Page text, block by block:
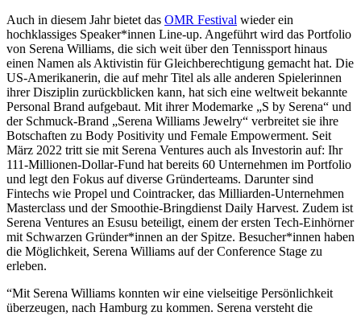
Auch in diesem Jahr bietet das OMR Festival wieder ein
hochklassiges Speaker*innen Line-up. Angeführt wird das Portfolio
von Serena Williams, die sich weit über den Tennissport hinaus
einen Namen als Aktivistin für Gleichberechtigung gemacht hat. Die
US-Amerikanerin, die auf mehr Titel als alle anderen Spielerinnen
ihrer Disziplin zurückblicken kann, hat sich eine weltweit bekannte
Personal Brand aufgebaut. Mit ihrer Modemarke „S by Serena“ und
der Schmuck-Brand „Serena Williams Jewelry“ verbreitet sie ihre
Botschaften zu Body Positivity und Female Empowerment. Seit
März 2022 tritt sie mit Serena Ventures auch als Investorin auf: Ihr
111-Millionen-Dollar-Fund hat bereits 60 Unternehmen im Portfolio
und legt den Fokus auf diverse Gründerteams. Darunter sind
Fintechs wie Propel und Cointracker, das Milliarden-Unternehmen
Masterclass und der Smoothie-Bringdienst Daily Harvest. Zudem ist
Serena Ventures an Esusu beteiligt, einem der ersten Tech-Einhörner
mit Schwarzen Gründer*innen an der Spitze. Besucher*innen haben
die Möglichkeit, Serena Williams auf der Conference Stage zu
erleben.
“Mit Serena Williams konnten wir eine vielseitige Persönlichkeit
überzeugen, nach Hamburg zu kommen. Serena versteht die